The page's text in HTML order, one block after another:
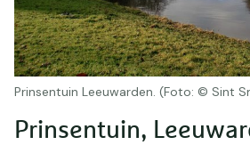
Prinsentuin Leeuwarden. (Foto: © Sint
Prinsentuin,